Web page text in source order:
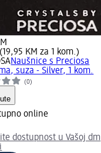
KM za 1 kom.)
Naušnice s Preciosa
suza - Silver, 1 kom.
(0)
online
dostupnost u Vašoj dm